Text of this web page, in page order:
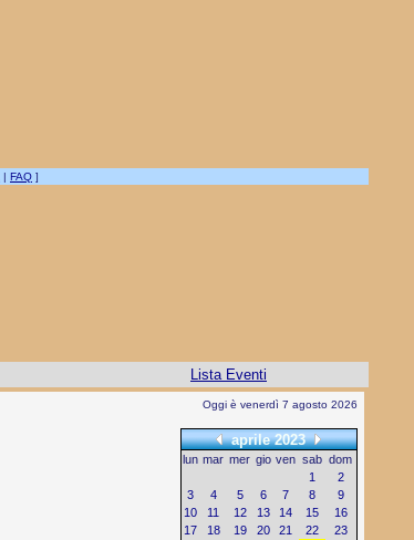
| FAQ ]
Lista Eventi
Oggi è venerdì 7 agosto 2026
aprile 2023
lun mar mer gio ven sab dom
1
2
3
4 5 6 7 8
9
10
11 12 13 14 15
16
17
18 19 20 21 22
23